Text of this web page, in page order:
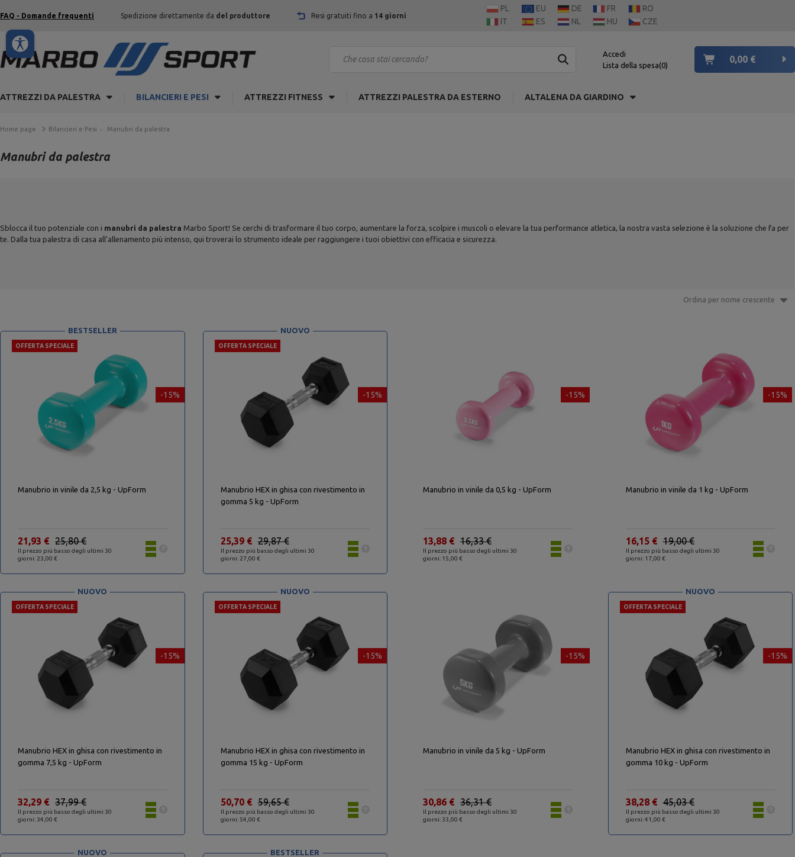
FAQ - Domande frequenti Spedizione direttamente da del produttore Resi gratuiti fino a 14 giorni
PL EU DE FR
RO
IT
ES NL HU CZE
Accedi
Lista della spesa 0
0,00 €
ATTREZZI DA PALESTRA BILANCIERI E PESI ATTREZZI FITNESS ATTREZZI PALESTRA DA ESTERNO ALTALENA DA GIARDINO
Home page Bilancieri e Pesi Manubri da palestra
Manubri da palestra
Sblocca il tuo potenziale con i manubri da palestra Marbo Sport! Se cerchi di trasformare il tuo corpo, aumentare la forza, scolpire i muscoli o elevare la tua performance atletica, la nostra vasta selezione è la soluzione che fa per
te. Dalla tua palestra di casa all'allenamento più intenso, qui troverai lo strumento ideale per raggiungere i tuoi obiettivi con efficacia e sicurezza.
Ordina per nome crescente
-15%
OFFERTA SPECIALE
BESTSELLER
Manubrio in vinile da 2,5 kg - UpForm
Il prezzo più basso degli ultimi 30
giorni: 23,00 €
25,80 €
21,93 €
-15%
OFFERTA SPECIALE
NUOVO
Manubrio HEX in ghisa con rivestimento in
gomma 5 kg - UpForm
Il prezzo più basso degli ultimi 30
giorni: 27,00 €
29,87 €
25,39 €
-15%
Manubrio in vinile da 0,5 kg - UpForm
Il prezzo più basso degli ultimi 30
giorni: 15,00 €
16,33 €
13,88 €
-15%
Manubrio in vinile da 1 kg - UpForm
Il prezzo più basso degli ultimi 30
giorni: 17,00 €
19,00 €
16,15 €
-15%
OFFERTA SPECIALE
NUOVO
Manubrio HEX in ghisa con rivestimento in
gomma 7,5 kg - UpForm
Il prezzo più basso degli ultimi 30
giorni: 34,00 €
37,99 €
32,29 €
-15%
OFFERTA SPECIALE
NUOVO
Manubrio HEX in ghisa con rivestimento in
gomma 15 kg - UpForm
Il prezzo più basso degli ultimi 30
giorni: 54,00 €
59,65 €
50,70 €
-15%
Manubrio in vinile da 5 kg - UpForm
Il prezzo più basso degli ultimi 30
giorni: 33,00 €
36,31 €
30,86 €
-15%
OFFERTA SPECIALE
NUOVO
Manubrio HEX in ghisa con rivestimento in
gomma 10 kg - UpForm
Il prezzo più basso degli ultimi 30
giorni: 41,00 €
45,03 €
38,28 €
NUOVO BESTSELLER